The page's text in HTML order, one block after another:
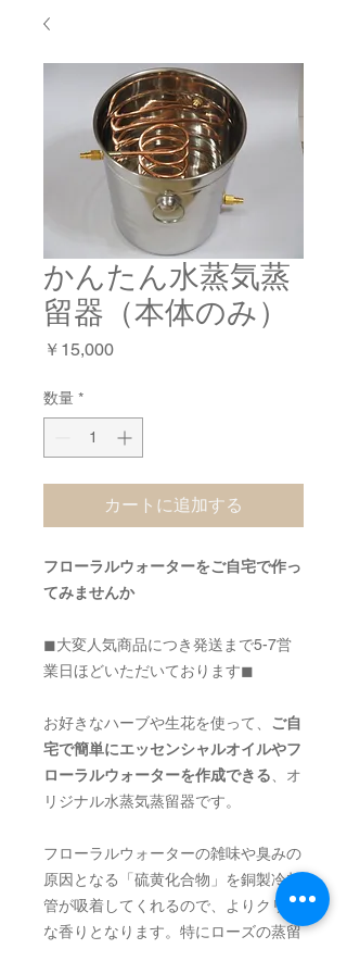
かんたん水蒸気蒸
留器（本体のみ）
￥15,000価
数量 *
カートに追加する
フローラルウォーターをご自宅で作っ
てみませんか
◼︎大変人気商品につき発送まで5-7営
業日ほどいただいております◼︎
お好きなハーブや生花を使って、 ご自
宅で簡単にエッセンシャルオイルやフ
ローラルウォーターを作成できる 、オ
リジナル水蒸気蒸留器です。
フローラルウォーターの雑味や臭みの
原因となる「硫黄化合物」を銅製冷却
管が吸着してくれるので、よりクリア
な香りとなります。特にローズの蒸留